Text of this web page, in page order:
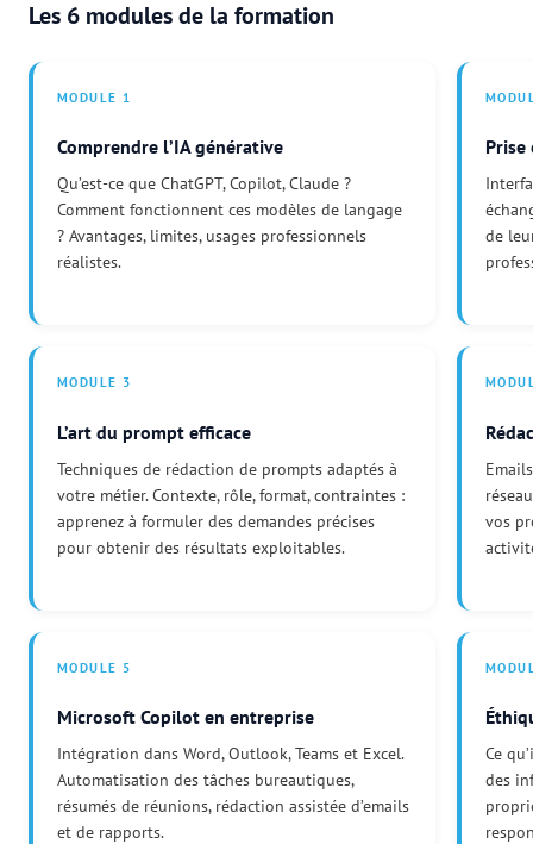
Les 6 modules de la formation
MODULE 1
Comprendre l’IA générative
Qu’est-ce que ChatGPT, Copilot, Claude ?
Comment fonctionnent ces modèles de langage
? Avantages, limites, usages professionnels
réalistes.
de
MODULE 3
L’art du prompt efficace
Techniques de rédaction de prompts adaptés à
votre métier. Contexte, rôle, format, contraintes :
apprenez à formuler des demandes précises
pour obtenir des résultats exploitables.
vos
MODULE 5
Microsoft Copilot en entreprise
Intégration dans Word, Outlook, Teams et Excel.
Automatisation des tâches bureautiques,
résumés de réunions, rédaction assistée d’emails
et de rapports.
Ce
des